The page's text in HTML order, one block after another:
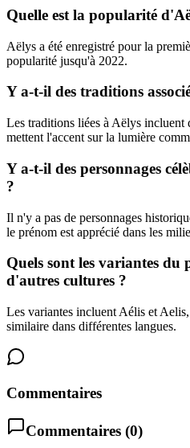
Quelle est la popularité
Aëlys a été enregistré pour la
popularité jusqu'à 2022.
Y a-t-il des traditions
Les traditions liées à Aëlys incluent
mettent l'accent sur la lumière
Y a-t-il des personnages
?
Il n'y a pas de personnages
le prénom est apprécié dans les
Quels sont les variantes du
d'autres cultures ?
Les variantes incluent Aélis et
similaire dans différentes langues.
Commentaires
Commentaires (0)